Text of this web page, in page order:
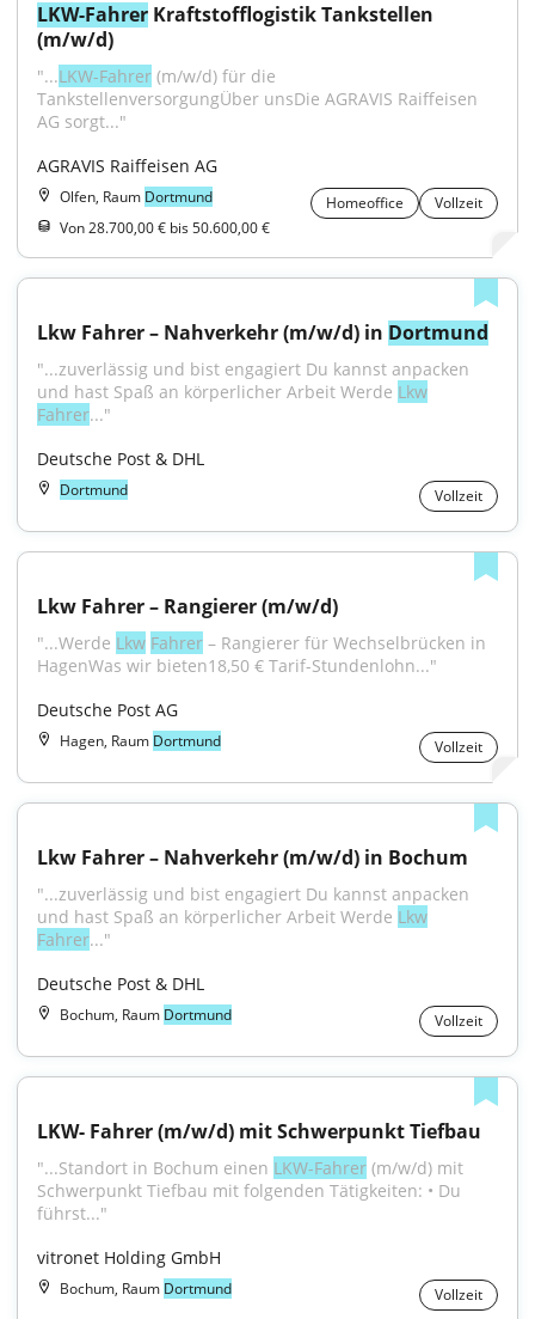
LKW-Fahrer Kraftstofflogistik Tankstellen
(m/w/d)
"...LKW-Fahrer (m/w/d) für die
TankstellenversorgungÜber unsDie AGRAVIS Raiffeisen
AG sorgt..."
AGRAVIS Raiffeisen AG
Olfen, Raum Dortmund Homeoffice
Vollzeit
Von 28.700,00 € bis 50.600,00 €
Lkw Fahrer – Nahverkehr (m/w/d) in Dortmund
"...zuverlässig und bist engagiert Du kannst anpacken
und hast Spaß an körperlicher Arbeit Werde Lkw
Fahrer..."
Deutsche Post & DHL
Dortmund Vollzeit
Lkw Fahrer – Rangierer (m/w/d)
"...Werde Lkw Fahrer – Rangierer für Wechselbrücken in
HagenWas wir bieten18,50 € Tarif-Stundenlohn..."
Deutsche Post AG
Hagen, Raum Dortmund Vollzeit
Lkw Fahrer – Nahverkehr (m/w/d) in Bochum
"...zuverlässig und bist engagiert Du kannst anpacken
und hast Spaß an körperlicher Arbeit Werde Lkw
Fahrer..."
Deutsche Post & DHL
Bochum, Raum Dortmund Vollzeit
LKW- Fahrer (m/w/d) mit Schwerpunkt Tiefbau
"...Standort in Bochum einen LKW-Fahrer (m/w/d) mit
Schwerpunkt Tiefbau mit folgenden Tätigkeiten: • Du
führst..."
vitronet Holding GmbH
Bochum, Raum Dortmund Vollzeit